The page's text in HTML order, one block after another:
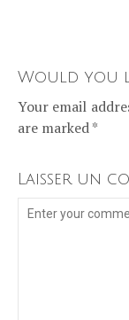
Would you
Your email
are marked *
Laisser un